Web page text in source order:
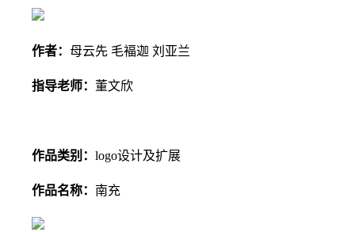
作者： 母云先 毛褔迦 刘亚兰
指导老师： 董文欣
作品类别： logo设计及扩展
作品名称： 南充